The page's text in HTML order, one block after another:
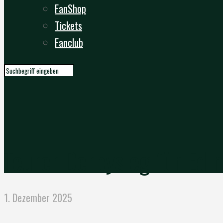
FanShop
Tickets
Fanclub
1. Dezember 2025